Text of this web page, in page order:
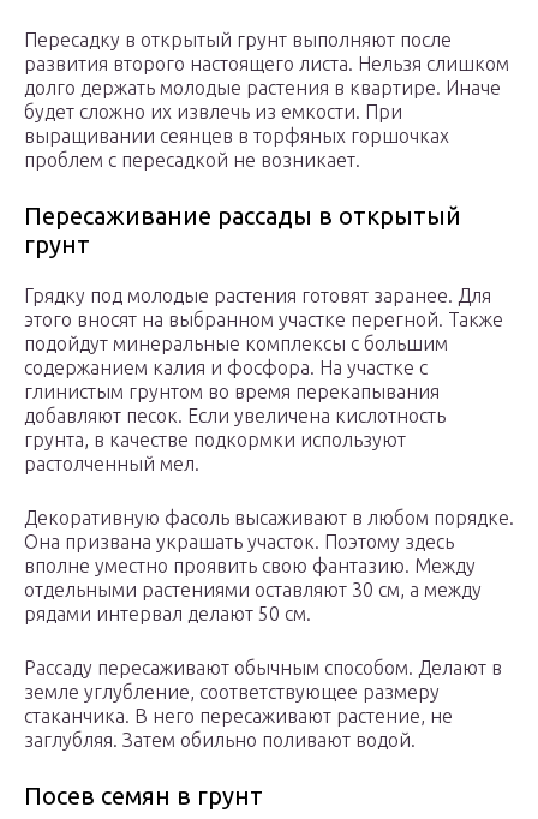
Пересадку в открытый грунт выполняют после
развития второго настоящего листа. Нельзя слишком
долго держать молодые растения в квартире. Иначе
будет сложно их извлечь из емкости. При
выращивании сеянцев в торфяных горшочках
проблем с пересадкой не возникает.
Пересаживание рассады в открытый
грунт
Грядку под молодые растения готовят заранее. Для
этого вносят на выбранном участке перегной. Также
подойдут минеральные комплексы с большим
содержанием калия и фосфора. На участке с
глинистым грунтом во время перекапывания
добавляют песок. Если увеличена кислотность
грунта, в качестве подкормки используют
растолченный мел.
Декоративную фасоль высаживают в любом порядке.
Она призвана украшать участок. Поэтому здесь
вполне уместно проявить свою фантазию. Между
отдельными растениями оставляют 30 см, а между
рядами интервал делают 50 см.
Рассаду пересаживают обычным способом. Делают в
земле углубление, соответствующее размеру
стаканчика. В него пересаживают растение, не
заглубляя. Затем обильно поливают водой.
Посев семян в грунт